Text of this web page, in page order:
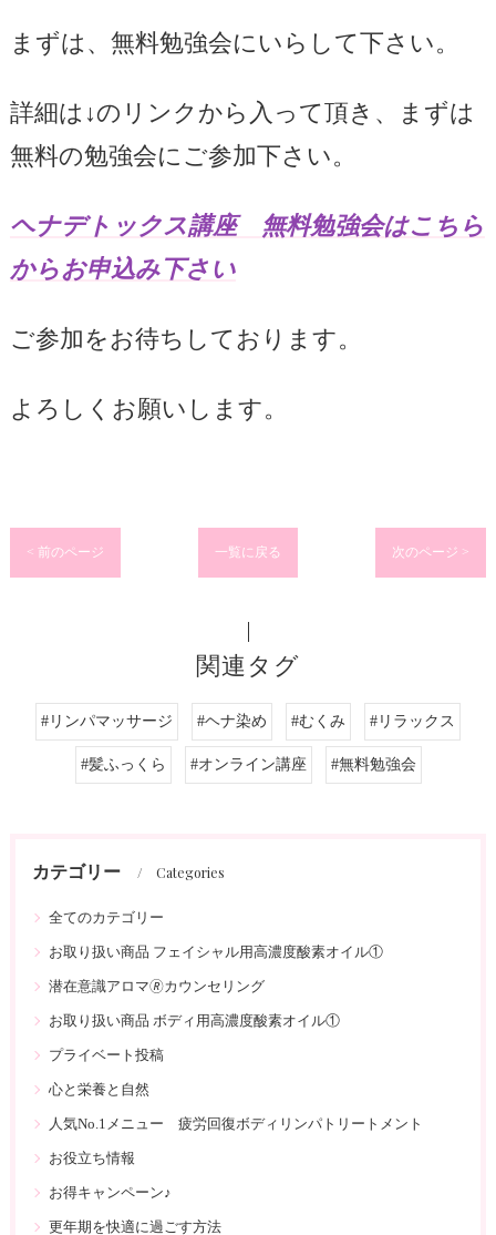
まずは、無料勉強会にいらして下さい。
詳細は↓のリンクから入って頂き、まずは
無料の勉強会にご参加下さい。
ヘナデトックス講座 無料勉強会はこちら
からお申込み下さい
ご参加をお待ちしております。
よろしくお願いします。
< 前のページ 一覧に戻る 次のページ >
関連タグ
#リンパマッサージ #ヘナ染め #むくみ #リラックス
#髪ふっくら #オンライン講座 #無料勉強会
カテゴリー Categories
全てのカテゴリー
お取り扱い商品 フェイシャル用高濃度酸素オイル①
潜在意識アロマ🄬カウンセリング
お取り扱い商品 ボディ用高濃度酸素オイル①
プライベート投稿
心と栄養と自然
人気No.1メニュー 疲労回復ボディリンパトリートメント
お役立ち情報
お得キャンペーン♪
更年期を快適に過ごす方法